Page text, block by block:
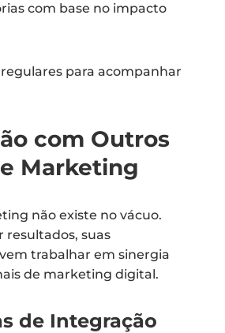
com base no impacto
para acompanhar
com Outros
Marketing
não existe no vácuo.
resultados, suas
trabalhar em sinergia
de marketing digital.
de Integração